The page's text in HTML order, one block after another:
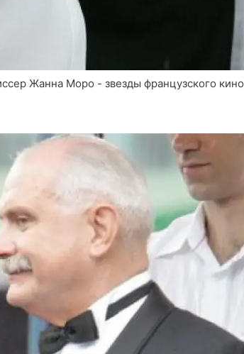
Жанна Моро - звезды французского кино